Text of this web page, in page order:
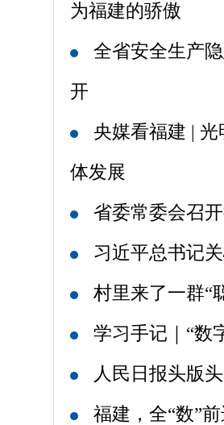
为福建的骄傲
全省安全生产
开
央媒看福建 |
体发展
省委常委会召
习近平总书记
村里来了一群“
学习手记｜“数
人民日报头版
福建，全“数”前